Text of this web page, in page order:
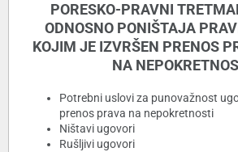
PORESKO-PRAVNI
ODNOSNO PONIŠTAJA
KOJIM JE IZVRŠEN PRENOS
NA
Potrebni uslovi za punovažnost
prenos prava na nepokretnosti
Ništavi ugovori
Rušljivi ugovori